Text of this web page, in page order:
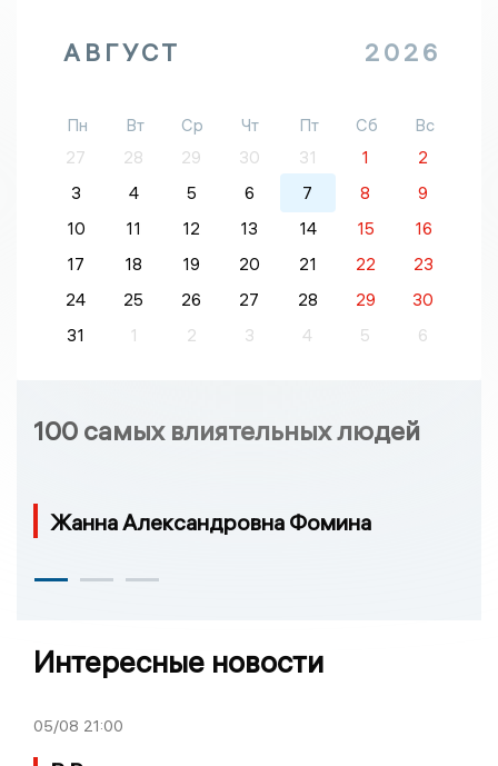
АВГУСТ 2026
Пн Вт Ср Чт Пт Сб
Вс
27
28 29 30 31 1
2
3
4 5 6 7 8
9
10
11 12 13 14 15
16
17
18 19 20 21 22
23
24
25 26 27 28 29
30
31
1 2 3 4 5 6
100 самых влиятельных людей
Жанна Александровна Фомина
Интересные новости
05/08 21:00